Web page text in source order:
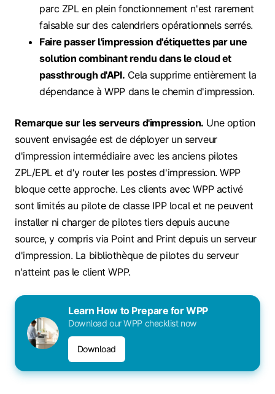
parc ZPL en plein fonctionnement n'est rarement
faisable sur des calendriers opérationnels serrés.
Faire passer l'impression d'étiquettes par une
solution combinant rendu dans le cloud et
passthrough d'API. Cela supprime entièrement la
dépendance à WPP dans le chemin d'impression.
Remarque sur les serveurs d'impression. Une option
souvent envisagée est de déployer un serveur
d'impression intermédiaire avec les anciens pilotes
ZPL/EPL et d'y router les postes d'impression. WPP
bloque cette approche. Les clients avec WPP activé
sont limités au pilote de classe IPP local et ne peuvent
installer ni charger de pilotes tiers depuis aucune
source, y compris via Point and Print depuis un serveur
d'impression. La bibliothèque de pilotes du serveur
n'atteint pas le client WPP.
Learn How to Prepare for WPP
Download our WPP checklist now
Download